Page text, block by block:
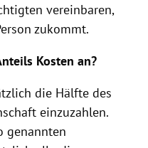
vereinbaren,
zukommt.
Kosten an?
die Hälfte des
einzuzahlen.
genannten